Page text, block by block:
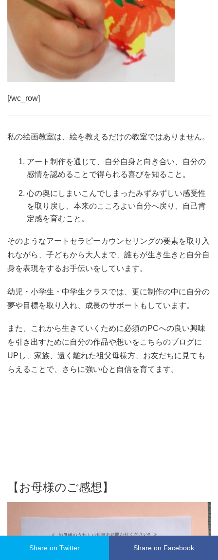
[/wc_row]
私の絵画教室は、絵を教えるだけの教室ではありません。
アート制作を通じて、自分自身と向き合い、自分の
感情を認めることで得られる喜びを知ること。
心の奥にしまいこんでしまったみずみずしい感受性
を取り戻し、本来のこころよい自分へ戻り、自己肯
定感を育むこと。
そのようなアートセラピーカウンセリングの要素を取り入
れながら、子どもから大人まで、誰もが生き生きと自分自
身を表現をするお手伝いをしています。
幼児・小学生・中学生クラスでは、更に制作の中に自分の
夢や目標を取り入れ、成長のサポートもしています。
また、これから生きていくために必須のPCへの良い興味
を引き出すために自分の作品や想いをこちらのブログに
UPし、家族、遠く離れた祖父母様方、お友だちに見ても
らえることで、さらに強い心と自信を育てます。
【お母様のご感想】
Share on Twitter Share on Facebook